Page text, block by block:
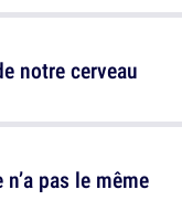
pas le même
notre cerveau